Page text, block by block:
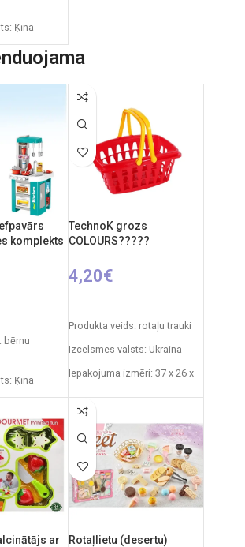
Ķīna
91 x 5 x
86 x 53 x 45
komplekts
bērnu
Ķīna
33 x 34,5 x
TechnoK grozs
COLOURS?????
4,20€
Produkta veids: rotaļu trauki
Izcelsmes valsts: Ukraina
Iepakojuma izmēri: 37 x 26 x
Svars: 0,3 kg
Produkta materiāls:
plastmasa
Ieteicamais vecums: no 3
gadiem.
ar
Rotaļlietu (desertu)